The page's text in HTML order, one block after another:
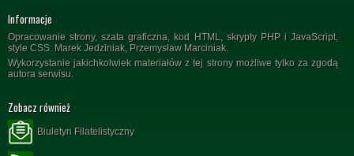
Informacje
Opracowanie strony, szata graficzna, kod HTML, skrypty PHP i JavaScript,
style CSS: Marek Jedziniak, Przemysław Marciniak.
Wykorzystanie jakichkolwiek materiałów z tej strony możliwe tylko za zgodą
autora serwisu.
Zobacz również
Biuletyn Filatelistyczny